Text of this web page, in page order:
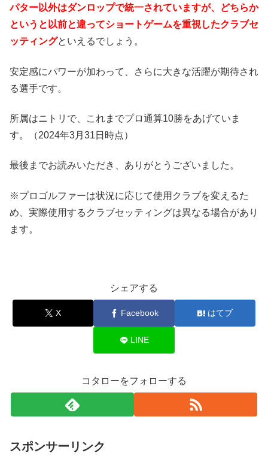
パター以外はダンロップで統一されていますが、どちらか
というと以前と違ってショートゲームを重視したクラブセ
ッティングといえるでしょう。
安定感にパワーが加わって、さらに大きな活躍が期待され
る選手です。
所属はニトリで、これまでプロ通算10勝をあげていま
す。（2024年3月31日時点）
最後までお読みいただき、ありがとうございました。
※プロゴルファーは状況に応じて使用クラブを変えるた
め、実際使用するクラブセッティングは異なる場合があり
ます。
シェアする
X Facebook はてブ
LINE
コタローをフォローする
スポンサーリンク